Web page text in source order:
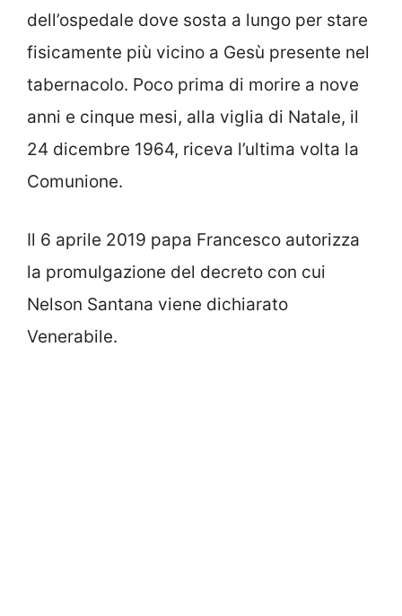
dell’ospedale dove sosta a lungo per stare
fisicamente più vicino a Gesù presente nel
tabernacolo. Poco prima di morire a nove
anni e cinque mesi, alla viglia di Natale, il
24 dicembre 1964, riceva l’ultima volta la
Comunione.
Il 6 aprile 2019 papa Francesco autorizza
la promulgazione del decreto con cui
Nelson Santana viene dichiarato
Venerabile.